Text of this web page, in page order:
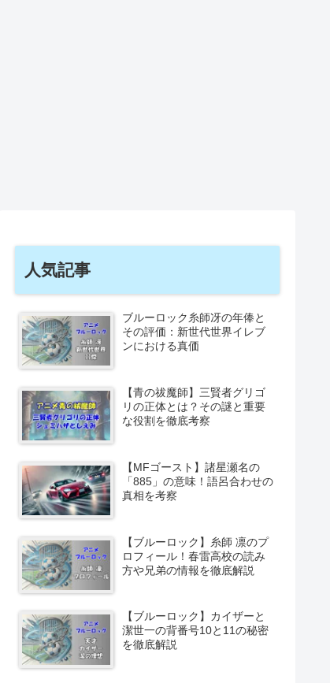
人気記事
ブルーロック糸師冴の年俸と
その評価：新世代世界イレブ
ンにおける真価
【青の祓魔師】三賢者グリゴ
リの正体とは？その謎と重要
な役割を徹底考察
【MFゴースト】諸星瀬名の
「885」の意味！語呂合わせの
真相を考察
【ブルーロック】糸師 凛のプ
ロフィール！春雷高校の読み
方や兄弟の情報を徹底解説
【ブルーロック】カイザーと
潔世一の背番号10と11の秘密
を徹底解説